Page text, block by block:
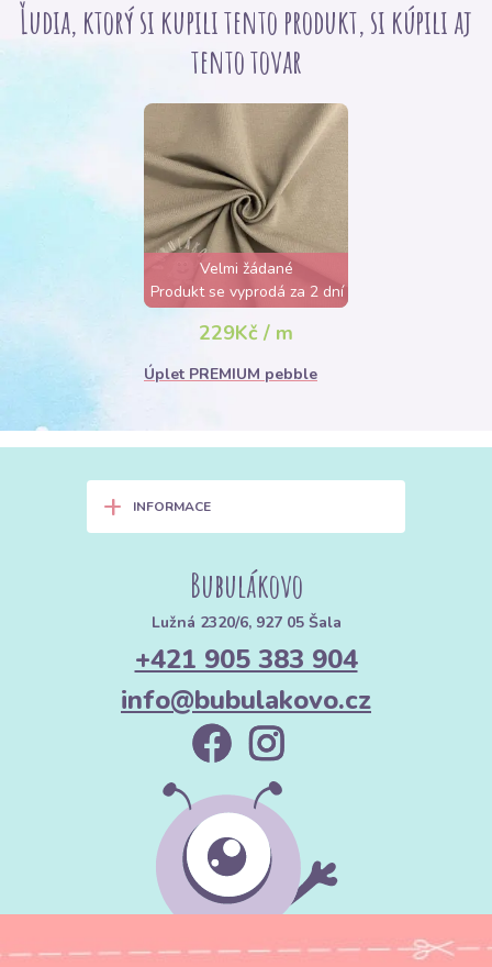
Ľudia, ktorý si kupili tento produkt, si kúpili aj
tento tovar
Velmi žádané
Produkt se vyprodá za 2 dní
229Kč / m
Úplet PREMIUM pebble
+ INFORMACE
Bubulákovo
Lužná 2320/6, 927 05 Šala
+421 905 383 904
info@bubulakovo.cz